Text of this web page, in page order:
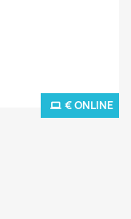
€ ONLINE